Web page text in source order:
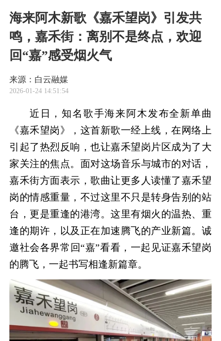
海来阿木新歌《嘉禾望岗》引发共
鸣，嘉禾街：离别不是终点，欢迎
回“嘉”感受烟火气
来源：白云融媒
2026-01-24 14:51:54
近日，知名歌手海来阿木发布全新单曲
《嘉禾望岗》，这首新歌一经上线，在网络上
引起了热烈反响，也让嘉禾望岗片区成为了大
家关注的焦点。面对这场音乐与城市的对话，
嘉禾街方面表示，歌曲让更多人读懂了嘉禾望
岗的情感重量，不过这里不只是转身告别的站
台，更是重逢的港湾。这里有烟火的温热、重
逢的期许，以及正在加速腾飞的产业新篇。诚
邀社会各界常回“嘉”看看，一起见证嘉禾望岗
的腾飞，一起书写相逢新篇章。